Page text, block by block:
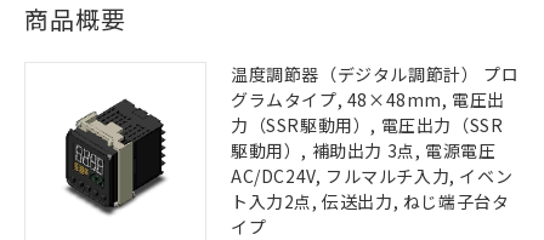
商品概要
温度調節器（デジタル調節計） プロ
グラムタイプ, 48×48mm, 電圧出
力（SSR駆動用）, 電圧出力（SSR
駆動用）, 補助出力 3点, 電源電圧
AC/DC24V, フルマルチ入力, イベン
ト入力2点, 伝送出力, ねじ端子台タ
イプ